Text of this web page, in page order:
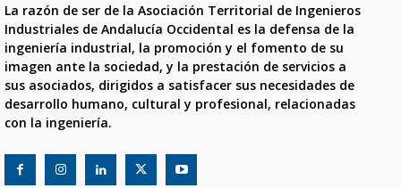
La razón de ser de la Asociación Territorial de Ingenieros
Industriales de Andalucía Occidental es la defensa de la
ingeniería industrial, la promoción y el fomento de su
imagen ante la sociedad, y la prestación de servicios a
sus asociados, dirigidos a satisfacer sus necesidades de
desarrollo humano, cultural y profesional, relacionadas
con la ingeniería.